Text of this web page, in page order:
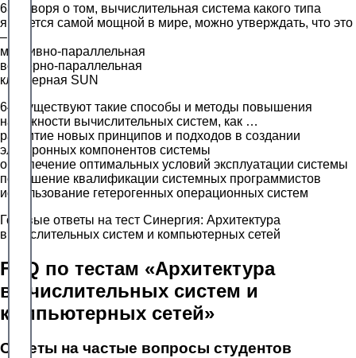
63.Говоря о том, вычислительная система какого типа
является самой мощной в мире, можно утверждать, что это
– …
массивно-параллельная
векторно-параллельная
кластерная SUN
64.Существуют такие способы и методы повышения
надежности вычислительных систем, как …
развитие новых принципов и подходов в создании
электронных компонентов системы
обеспечение оптимальных условий эксплуатации системы
повышение квалификации системных программистов
использование гетерогенных операционных систем
Готовые ответы на тест Синергия: Архитектура
вычислительных систем и компьютерных сетей
FAQ по тестам «Архитектура
вычислительных систем и
компьютерных сетей»
Ответы на частые вопросы студентов